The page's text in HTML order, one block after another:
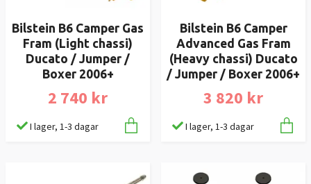
Bilstein B6 Camper Gas
Fram (Light chassi)
Ducato / Jumper /
Boxer 2006+
2 740 kr
I lager, 1-3 dagar
Bilstein B6 Camper
Advanced Gas Fram
(Heavy chassi) Ducato
/ Jumper / Boxer 2006+
3 820 kr
I lager, 1-3 dagar